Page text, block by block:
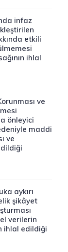
infaz
etkili
ihlal
ve
önleyici
maddi
ve
aykırı
şikâyet
verilerin
ihlal edildiği